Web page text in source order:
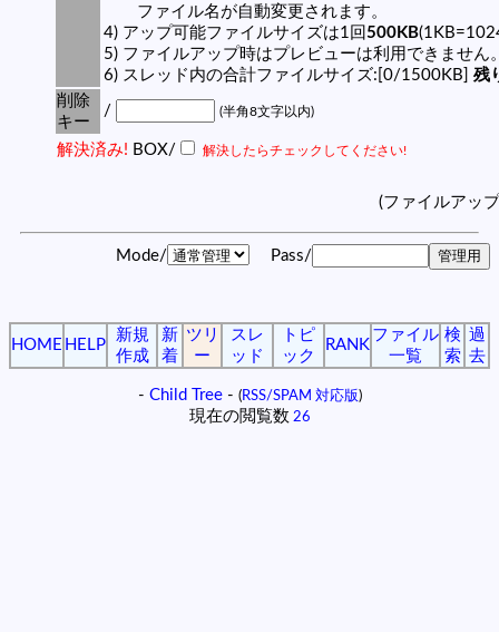
ファイル名が自動変更されます。
4) アップ可能ファイルサイズは1回 500KB
5) ファイルアップ時はプレビューは利用できません
6) スレッド内の合計ファイルサイズ:[0/1500KB] 残
削除
キー
/ (半角8文字以内)
解決済み! BOX/ 解決したらチェックしてください!
(ファイルアッ
Mode/ Pass/
HOME HELP
新規
作成
新
着
ツリ
ー
スレ
ッド
トピ
ック
RANK
ファイル
一覧
検
索
過
去
- Child Tree- (RSS/SPAM 対応版)
現在の閲覧数 26